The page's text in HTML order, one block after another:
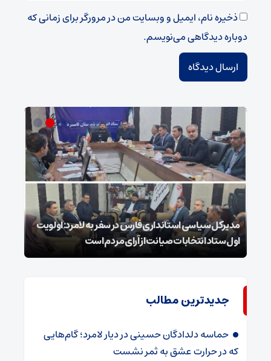
ذخیره نام، ایمیل و وبسایت من در مرورگر برای زمانی که
دوباره دیدگاهی می‌نویسم.
مدیرکل سیاسی استانداری فارس در سفر به لامرد: اولویت
اول ستاد انتخابات صیانت از آرای مردم است
جدیدترین مطالب
حماسه دلدادگان حسینی در دیار لامرد؛ گام‌هایی
که در حرارت عشق به ثمر نشست